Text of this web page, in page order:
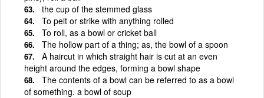
the cup of the stemmed glass
To pelt or strike with anything rolled
To roll, as a bowl or cricket ball
The hollow part of a thing; as, the bowl of a spoon
A haircut in which straight hair is cut at an even
height around the edges, forming a bowl shape
The contents of a bowl can be referred to as a bowl
of something. a bowl of soup